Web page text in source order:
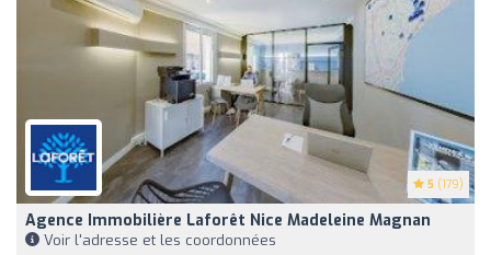
5 (179)
Agence Immobilière Laforêt Nice Madeleine Magnan
Voir l'adresse et les coordonnées